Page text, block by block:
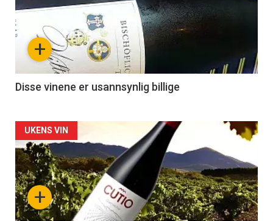
akkurat
nå
3
+
Disse vinene er usannsynlig billige
Forsiden
akkurat
nå
-
+
UKENS VIN